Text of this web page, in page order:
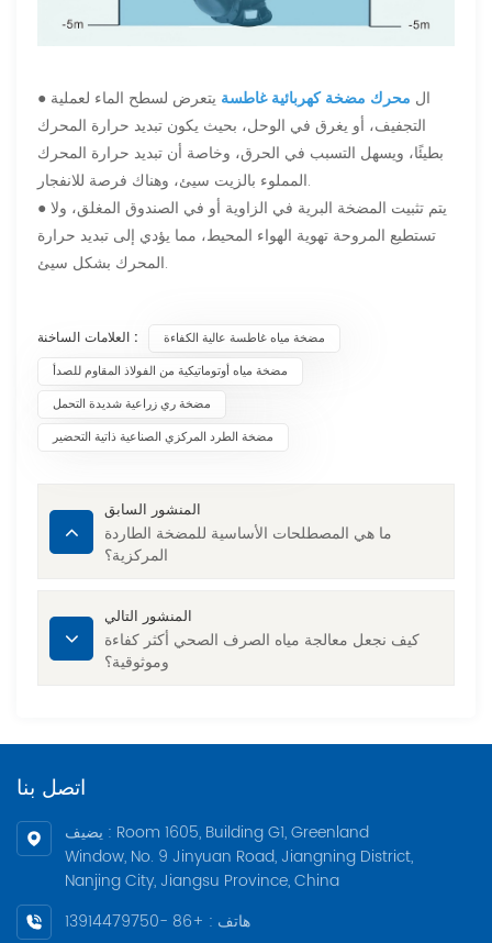
● ال محرك مضخة كهربائية غاطسة يتعرض لسطح الماء لعملية
التجفيف، أو يغرق في الوحل، بحيث يكون تبديد حرارة المحرك
بطيئًا، ويسهل التسبب في الحرق، وخاصة أن تبديد حرارة المحرك
المملوء بالزيت سيئ، وهناك فرصة للانفجار.
● يتم تثبيت المضخة البرية في الزاوية أو في الصندوق المغلق، ولا
تستطيع المروحة تهوية الهواء المحيط، مما يؤدي إلى تبديد حرارة
المحرك بشكل سيئ.
العلامات الساخنة :
مضخة مياه غاطسة عالية الكفاءة
مضخة مياه أوتوماتيكية من الفولاذ المقاوم للصدأ
مضخة ري زراعية شديدة التحمل
مضخة الطرد المركزي الصناعية ذاتية التحضير
المنشور السابق
ما هي المصطلحات الأساسية للمضخة الطاردة
المركزية؟
المنشور التالي
كيف نجعل معالجة مياه الصرف الصحي أكثر كفاءة
وموثوقية؟
اتصل بنا
يضيف : Room 1605, Building G1, Greenland
Window, No. 9 Jinyuan Road, Jiangning District,
Nanjing City, Jiangsu Province, China
هاتف : +86 -13914479750